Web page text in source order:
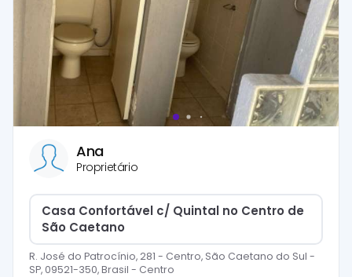
Ana
Proprietário
Casa Confortável c/ Quintal no Centro de
São Caetano
R. José do Patrocínio, 281 - Centro, São Caetano do Sul -
SP, 09521-350, Brasil - Centro